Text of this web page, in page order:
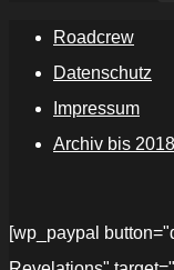
Roadcrew
Datenschutz
Impressum
Archiv bis 2018
[wp_paypal